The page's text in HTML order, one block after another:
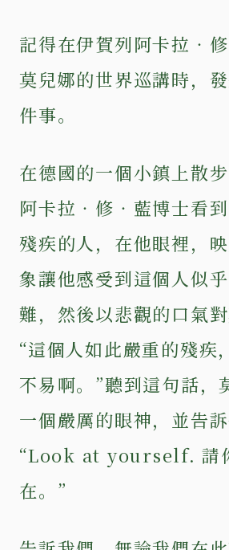
記得在伊賀列阿卡拉‧
莫兒娜的世界巡講時，
件事。
在德國的一個小鎮上散
阿卡拉‧修‧藍博士看到
殘疾的人，在他眼裡，
象讓他感受到這個人似
難，然後以悲觀的口氣對
“這個人如此嚴重的殘疾
不易啊。”聽到這句話，
一個嚴厲的眼神，並告訴
“Look at yourself. 請
在。”